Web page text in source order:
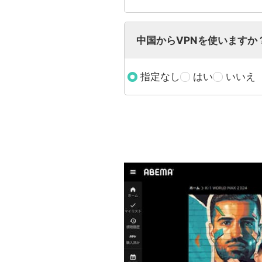
中国からVPNを使いますか
指定なし はい いいえ